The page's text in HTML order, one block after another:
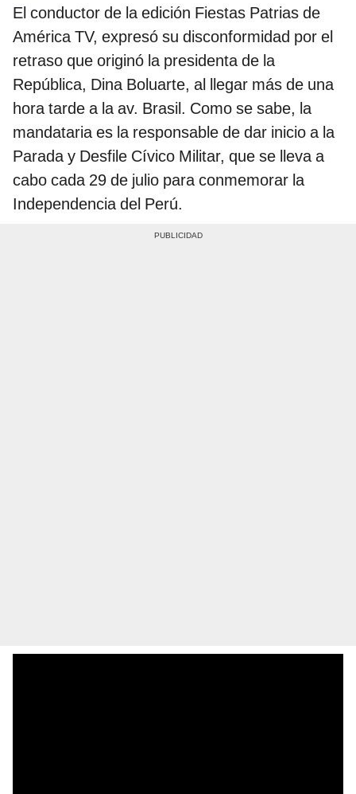
El conductor de la edición Fiestas Patrias de
América TV, expresó su disconformidad por el
retraso que originó la presidenta de la
República, Dina Boluarte, al llegar más de una
hora tarde a la av. Brasil. Como se sabe, la
mandataria es la responsable de dar inicio a la
Parada y Desfile Cívico Militar, que se lleva a
cabo cada 29 de julio para conmemorar la
Independencia del Perú.